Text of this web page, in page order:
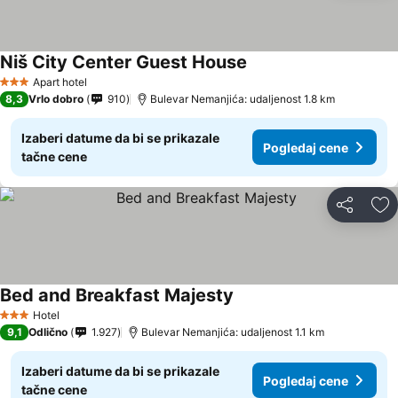
3 ZvezdiceApart hotel
Niš City Center Guest House
8,3 Vrlo dobro 910 Bulevar Nemanjića: udaljenost 1.8 km
Izaberi datume da bi se prikazale
tačne cene
Pogledaj cene
Deli
3 Zvezdice
Hotel
Bed and Breakfast Majesty
9,1 Odlično 1.927 Bulevar Nemanjića: udaljenost 1.1 km
Izaberi datume da bi se prikazale
tačne cene
Pogledaj cene